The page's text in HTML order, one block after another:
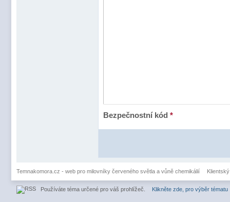
Bezpečnostní kód *
Temnakomora.cz - web pro milovníky červeného světla a vůně chemikálií
Používáte téma určené pro váš prohlížeč. Klikněte zde, pro výběr tématu